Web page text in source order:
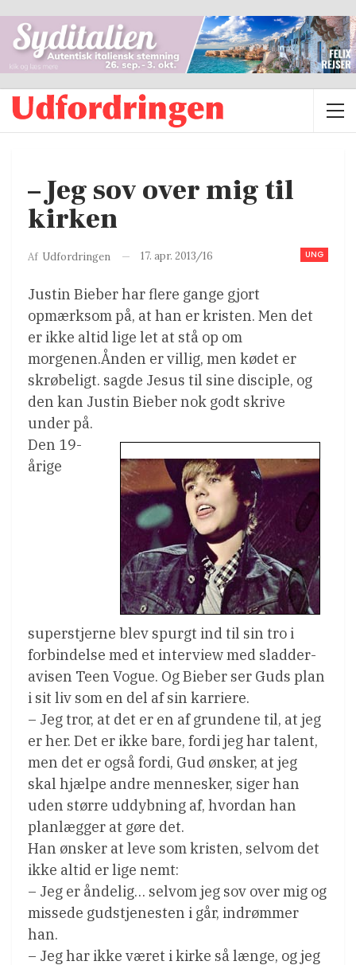
– Jeg sov over mig til
kirken
UNG
Af Udfordringen 17. apr. 2013/16
Justin Bieber har flere gange gjort
opmærksom på, at han er kristen. Men det
er ikke altid lige let at stå op om
morgenen.Ånden er villig, men kødet er
skrøbeligt. sagde Jesus til sine disciple, og
den kan Justin Bieber nok godt skrive
under på.
Den 19-
årige
superstjerne blev spurgt ind til sin tro i
forbindelse med et interview med sladder-
avisen Teen Vogue. Og Bieber ser Guds plan
i sit liv som en del af sin karriere.
– Jeg tror, at det er en af grundene til, at jeg
er her. Det er ikke bare, fordi jeg har talent,
men det er også fordi, Gud ønsker, at jeg
skal hjælpe andre mennesker, siger han
uden større uddybning af, hvordan han
planlægger at gøre det.
Han ønsker at leve som kristen, selvom det
ikke altid er lige nemt:
– Jeg er åndelig… selvom jeg sov over mig og
missede gudstjenesten i går, indrømmer
han.
– Jeg har ikke været i kirke så længe, og jeg